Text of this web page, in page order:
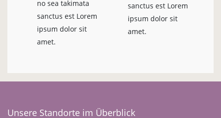
no sea takimata
sanctus est Lorem
ipsum dolor sit
amet.
sanctus est Lorem
ipsum dolor sit
amet.
Unsere Standorte im Überblick